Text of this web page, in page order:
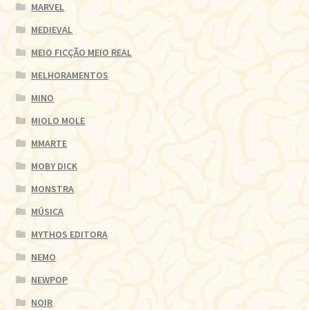
MARVEL
MEDIEVAL
MEIO FICÇÃO MEIO REAL
MELHORAMENTOS
MINO
MIOLO MOLE
MMARTE
MOBY DICK
MONSTRA
MÚSICA
MYTHOS EDITORA
NEMO
NEWPOP
NOIR